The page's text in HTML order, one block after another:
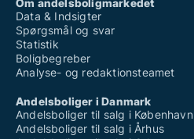
Om andelsboligmarkedet
Data & Indsigter
Spørgsmål og svar
Statistik
Boligbegreber
Analyse- og redaktionsteamet
Andelsboliger i Danmark
Andelsboliger til salg i København
Andelsboliger til salg i Århus